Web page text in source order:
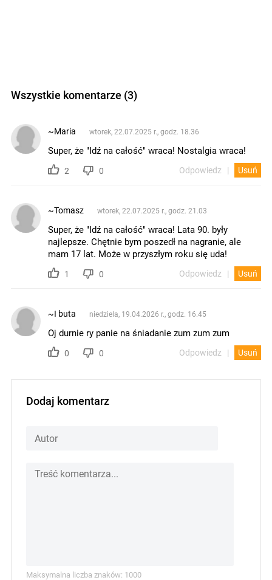
Wszystkie komentarze (3)
~Maria wtorek, 22.07.2025 r., godz. 18.36
Super, że "Idź na całość" wraca! Nostalgia wraca!
2 0 Odpowiedz Usuń
~Tomasz wtorek, 22.07.2025 r., godz. 21.03
Super, że "Idź na całość" wraca! Lata 90. były
najlepsze. Chętnie bym poszedł na nagranie, ale
mam 17 lat. Może w przyszłym roku się uda!
1 0 Odpowiedz Usuń
~I buta niedziela, 19.04.2026 r., godz. 16.45
Oj durnie ry panie na śniadanie zum zum zum
0 0 Odpowiedz Usuń
Dodaj komentarz
Maksymalna liczba znaków: 1000